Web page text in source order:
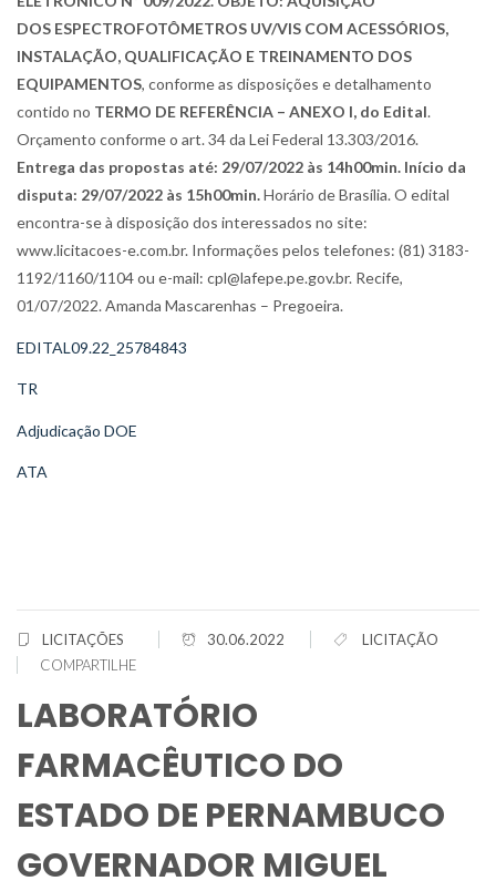
DOS ESPECTROFOTÔMETROS UV/VIS COM ACESSÓRIOS,
INSTALAÇÃO, QUALIFICAÇÃO E TREINAMENTO DOS
EQUIPAMENTOS, conforme as disposições e detalhamento
contido no TERMO DE REFERÊNCIA – ANEXO I, do Edital.
Orçamento conforme o art. 34 da Lei Federal 13.303/2016.
Entrega das propostas até: 29/07/2022 às 14h00min. Início da
disputa: 29/07/2022 às 15h00min.Horário de Brasília. O edital
encontra-se à disposição dos interessados no site:
www.licitacoes-e.com.br. Informações pelos telefones: (81) 3183-
1192/1160/1104 ou e-mail: cpl@lafepe.pe.gov.br. Recife,
01/07/2022. Amanda Mascarenhas – Pregoeira.
EDITAL09.22_25784843
TR
Adjudicação DOE
ATA
LICITAÇÕES 30.06.2022
LICITAÇÃO
COMPARTILHE
LABORATÓRIO
FARMACÊUTICO DO
ESTADO DE PERNAMBUCO
GOVERNADOR MIGUEL